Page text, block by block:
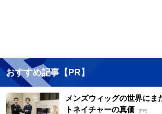
おすすめ記事【PR】
メンズウィッグの世界に
トネイチャーの真価 [PR]